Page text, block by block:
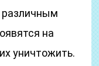
различным
на
уничтожить.